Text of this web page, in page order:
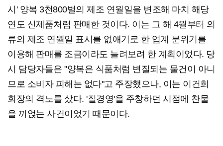
시' 양복 3천800벌의 제조 연월일을 변조해 마치 해당
연도 신제품처럼 판매한 것이다. 이는 그 해 4월부터 의
류의 제조 연월일 표시를 없애기로 한 업계 분위기를
이용해 판매를 조금이라도 늘려보려 한 계획이었다. 당
시 담당자들은 "양복은 식품처럼 변질되는 물건이 아니
므로 소비자 피해는 없다"고 주장했으나, 이는 이건희
회장의 격노를 샀다. '질경영'을 주창하던 시점에 찬물
을 끼얹는 사건이었기 때문이다.